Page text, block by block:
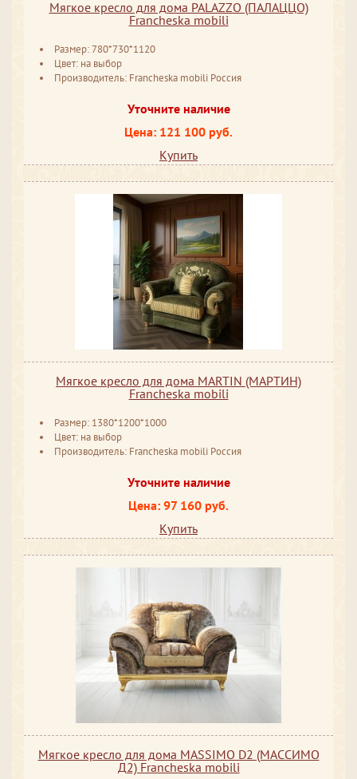
Мягкое кресло для дома PALAZZO (ПАЛАЦЦО)
Francheska mobili
Размер: 780*730*1120
Цвет: на выбор
Производитель: Francheska mobili Россия
Уточните наличие
Цена: 121 100 руб.
Купить
Мягкое кресло для дома MARTIN (МАРТИН)
Francheska mobili
Размер: 1380*1200*1000
Цвет: на выбор
Производитель: Francheska mobili Россия
Уточните наличие
Цена: 97 160 руб.
Купить
Мягкое кресло для дома MASSIMO D2 (МАССИМО
Д2) Francheska mobili